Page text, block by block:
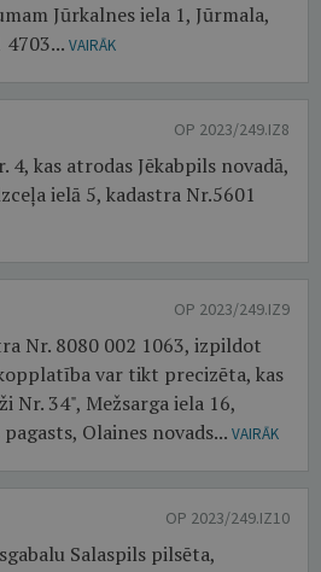
Jūrkalnes iela 1, Jūrmala,
4703... VAIRĀK
OP 2023/249.IZ8
4, kas atrodas Jēkabpils novadā,
ielā 5, kadastra Nr.5601
OP 2023/249.IZ9
Nr. 8080 002 1063, izpildot
var tikt precizēta, kas
Nr. 34", Mežsarga iela 16,
Olaines novads... VAIRĀK
OP 2023/249.IZ10
Salaspils pilsēta,